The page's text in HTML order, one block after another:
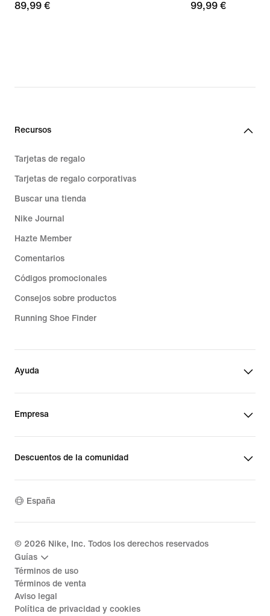
89,99 €
89,99 €
99,99 €
99,99 €
Recursos
Tarjetas de regalo
Tarjetas de regalo corporativas
Buscar una tienda
Nike Journal
Hazte Member
Comentarios
Códigos promocionales
Consejos sobre productos
Running Shoe Finder
Ayuda
Empresa
Descuentos de la comunidad
España
© 2026 Nike, Inc. Todos los derechos reservados
Guías
Términos de uso
Términos de venta
Aviso legal
Política de privacidad y cookies